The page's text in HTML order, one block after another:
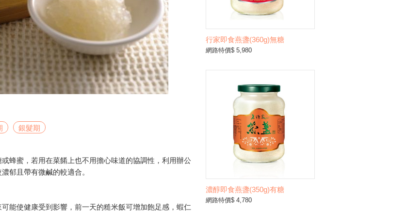
銀髮期
蜂蜜，若用在菜餚上也不用擔心味道的協調性，利用辦公
郁且帶有微鹹的較適合。
能使健康受到影響，前一天的糙米飯可增加飽足感，蝦仁
行家即食燕盞(360g)無糖
網路特價$ 5,980
濃醇即食燕盞(350g)有糖
網路特價$ 4,780